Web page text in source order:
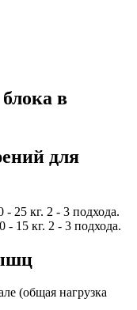
в
для
25 кг. 2 - 3 подхода.
- 15 кг. 2 - 3 подхода.
(общая нагрузка